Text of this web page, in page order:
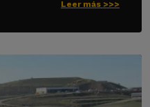
Leer más >>>